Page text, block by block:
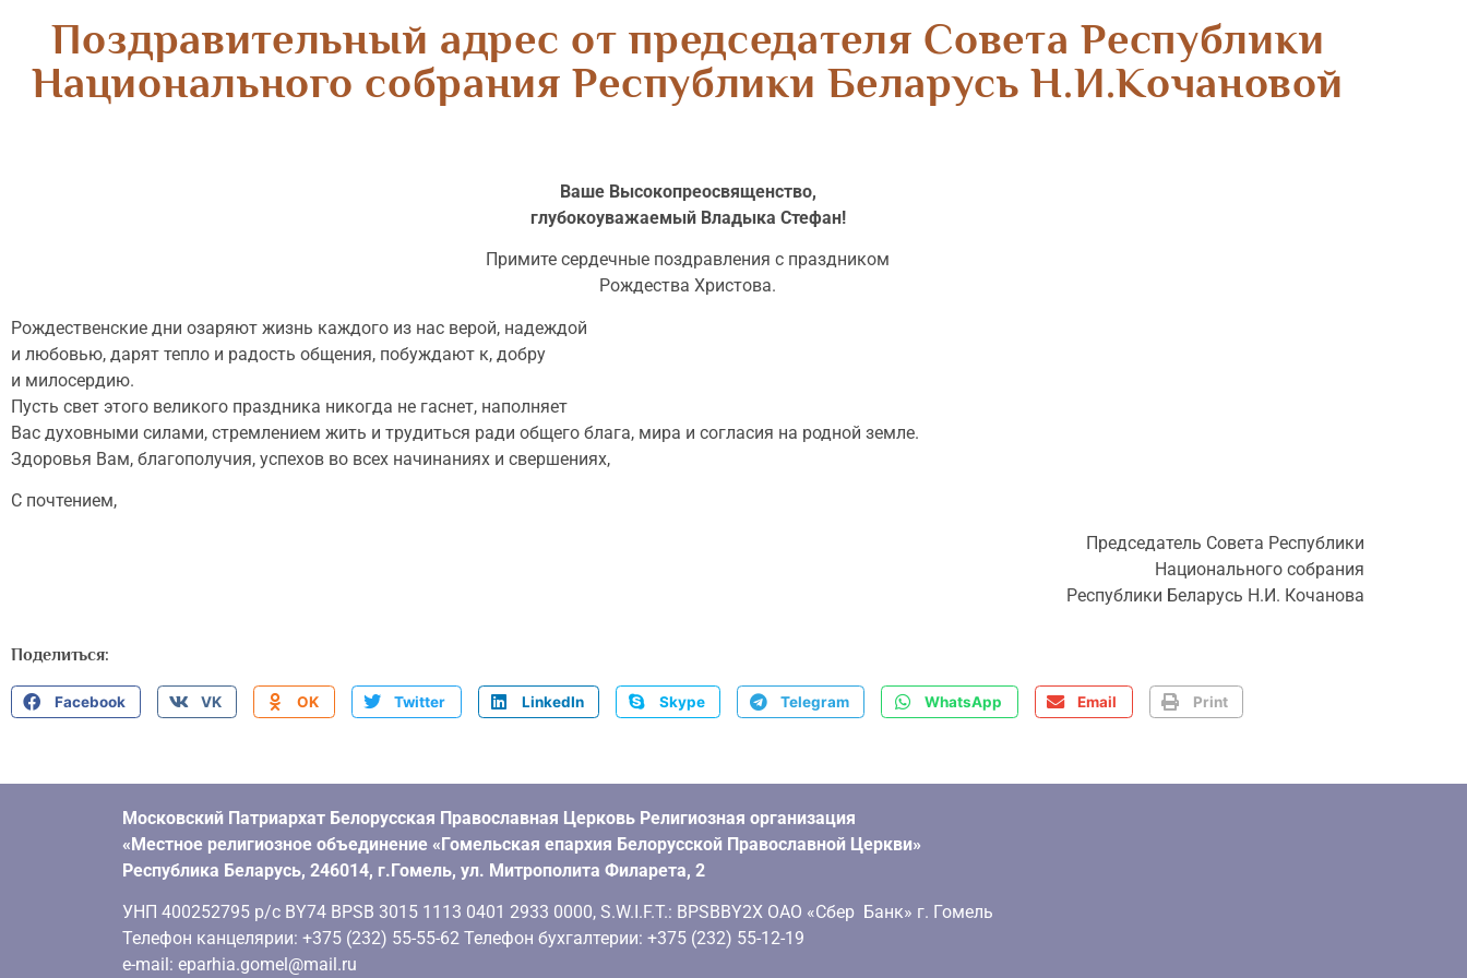
Поздравительный адрес от председателя Совета Республики
Национального собрания Республики Беларусь Н.И.Кочановой
Ваше Высокопреосвященство,
глубокоуважаемый Владыка Стефан!
Примите сердечные поздравления с праздником
Рождества Христова.
Рождественские дни озаряют жизнь каждого из нас верой, надеждой
и любовью, дарят тепло и радость общения, побуждают к, добру
и милосердию.
Пусть свет этого великого праздника никогда не гаснет, наполняет
Вас духовными силами, стремлением жить и трудиться ради общего блага, мира и согласия на родной земле.
Здоровья Вам, благополучия, успехов во всех начинаниях и свершениях,
С почтением,
Председатель Совета Республики
Национального собрания
Республики Беларусь Н.И. Кочанова
Поделиться:
Facebook VK OK Twitter LinkedIn Skype Telegram WhatsApp Email Print
Московский Патриархат Белорусская Православная Церковь Религиозная организация
«Местное религиозное объединение «Гомельская епархия Белорусской Православной Церкви»
Республика Беларусь, 246014, г.Гомель, ул. Митрополита Филарета, 2
УНП 400252795 р/с BY74 BPSB 3015 1113 0401 2933 0000, S.W.I.F.T.: BPSBBY2X ОАО «Сбер Банк» г. Гомель
Телефон канцелярии: +375 (232) 55-55-62 Телефон бухгалтерии: +375 (232) 55-12-19
e-mail: eparhia.gomel@mail.ru